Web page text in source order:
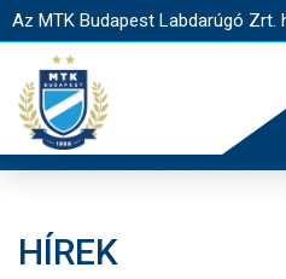
Az MTK Budapest Labdarúgó Zrt.
HÍREK